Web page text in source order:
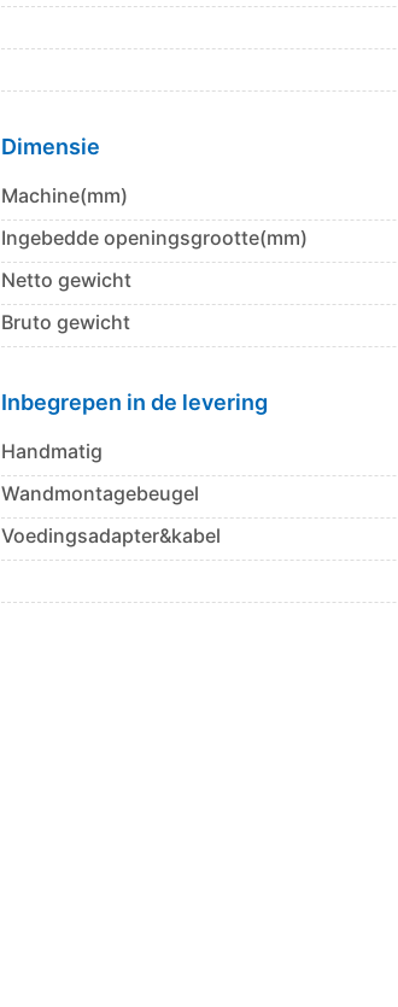
Dimensie
Machine(mm)
Ingebedde openingsgrootte(mm)
Netto gewicht
Bruto gewicht
Inbegrepen in de levering
Handmatig
Wandmontagebeugel
Voedingsadapter&kabel